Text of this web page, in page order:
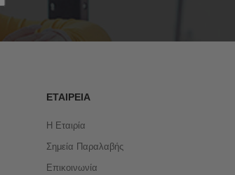
ΕΤΑΙΡΕΊΑ
Η Εταιρία
Σημεία Παραλαβής
Επικοινωνία